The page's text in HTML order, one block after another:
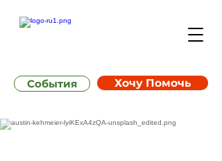
Хочу Помочь
События